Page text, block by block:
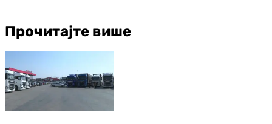
Прочитајте више